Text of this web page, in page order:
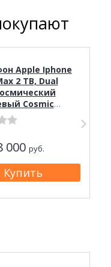
Apple Iphone
2 TB, Dual
Cosmic
000 руб.